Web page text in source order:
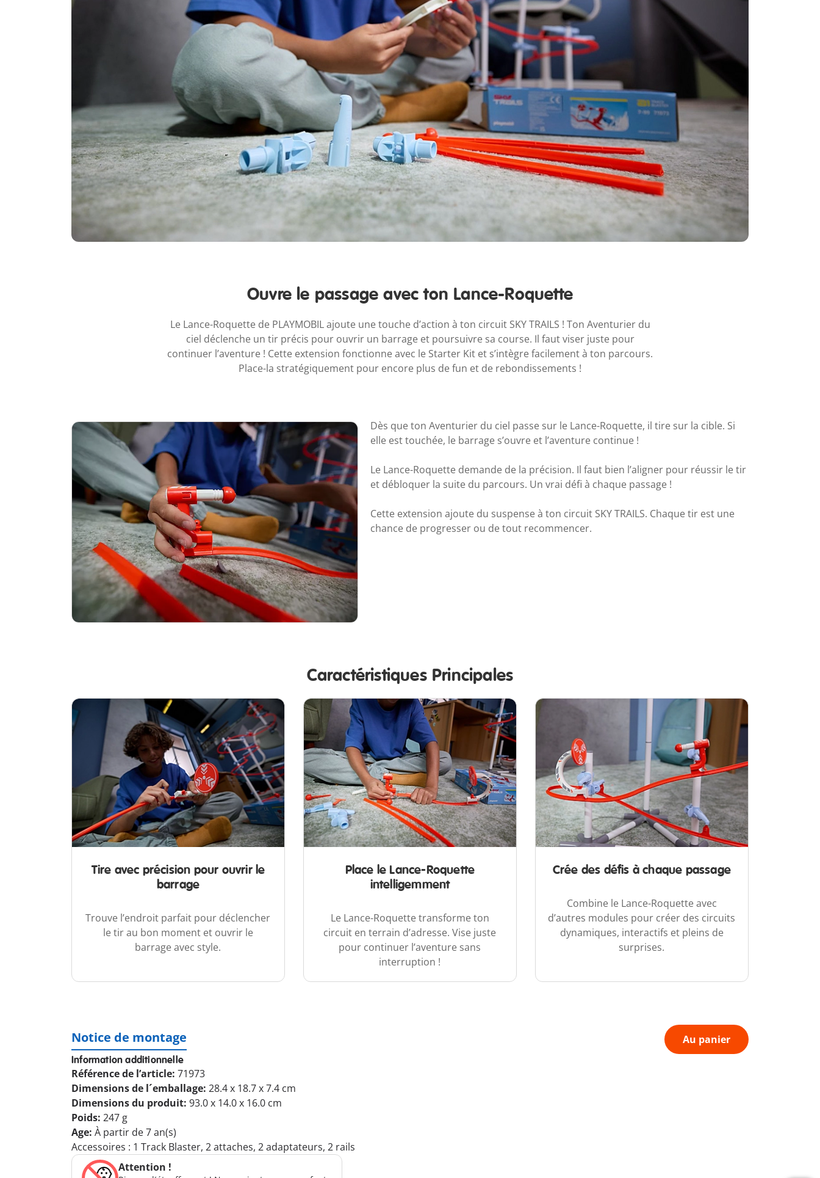
Ouvre le passage avec ton Lance-Roquette
Le Lance-Roquette de PLAYMOBIL ajoute une touche d’action à ton circuit SKY TRAILS ! Ton Aventurier du
ciel déclenche un tir précis pour ouvrir un barrage et poursuivre sa course. Il faut viser juste pour
continuer l’aventure ! Cette extension fonctionne avec le Starter Kit et s’intègre facilement à ton parcours.
Place-la stratégiquement pour encore plus de fun et de rebondissements !
Dès que ton Aventurier du ciel passe sur le Lance-Roquette, il tire sur la cible. Si
elle est touchée, le barrage s’ouvre et l’aventure continue !
Le Lance-Roquette demande de la précision. Il faut bien l’aligner pour réussir le tir
et débloquer la suite du parcours. Un vrai défi à chaque passage !
Cette extension ajoute du suspense à ton circuit SKY TRAILS. Chaque tir est une
chance de progresser ou de tout recommencer.
Caractéristiques Principales
Tire avec précision pour ouvrir le
barrage
Trouve l’endroit parfait pour déclencher
le tir au bon moment et ouvrir le
barrage avec style.
Place le Lance-Roquette
intelligemment
Le Lance-Roquette transforme ton
circuit en terrain d’adresse. Vise juste
pour continuer l’aventure sans
interruption !
Crée des défis à chaque passage
Combine le Lance-Roquette avec
d’autres modules pour créer des circuits
dynamiques, interactifs et pleins de
surprises.
Au panier
Notice de montage
Information additionnelle
Référence de l’article: 71973
Dimensions de l´emballage: 28.4 x 18.7 x 7.4 cm
Dimensions du produit: 93.0 x 14.0 x 16.0 cm
Poids: 247 g
Age: À partir de 7 an(s)
Accessoires : 1 Track Blaster, 2 attaches, 2 adaptateurs, 2 rails
Attention !